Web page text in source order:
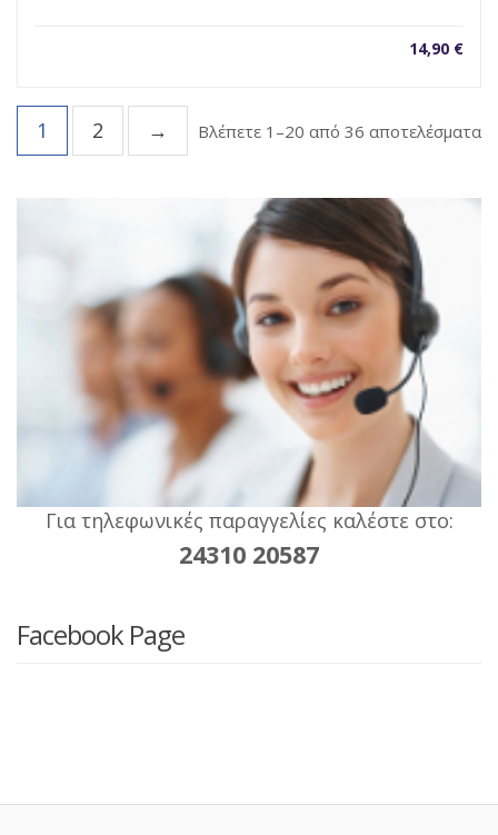
14,90 €
Βλέπετε 1–20 από 36 αποτελέσματα
1 2 →
Για τηλεφωνικές παραγγελίες καλέστε στο:
24310 20587
Facebook Page